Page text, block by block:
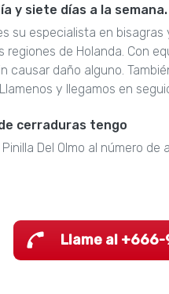
y siete días a la semana.
su especialista en
regiones de Holanda. Con
causar daño alguno.
y llegamos en
cerraduras tengo
Del Olmo al número
Llame al